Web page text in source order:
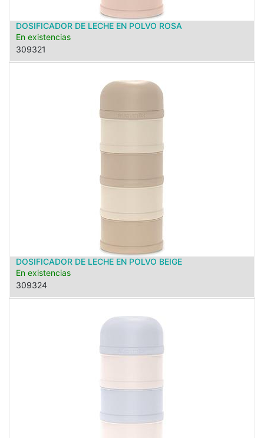
DOSIFICADOR DE LECHE EN POLVO ROSA
En existencias
309321
DOSIFICADOR DE LECHE EN POLVO BEIGE
En existencias
309324